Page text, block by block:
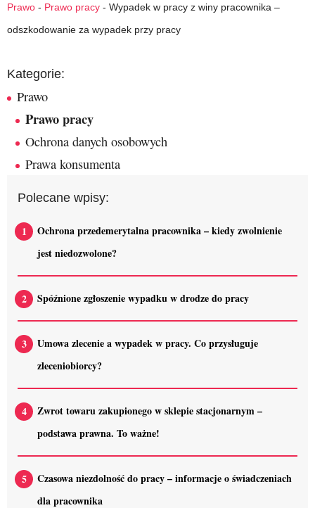
Prawo - Prawo pracy - Wypadek w pracy z winy pracownika –
odszkodowanie za wypadek przy pracy
Kategorie:
Prawo
Prawo pracy
Ochrona danych osobowych
Prawa konsumenta
Polecane wpisy:
Ochrona przedemerytalna pracownika – kiedy zwolnienie
jest niedozwolone?
Spóźnione zgłoszenie wypadku w drodze do pracy
Umowa zlecenie a wypadek w pracy. Co przysługuje
zleceniobiorcy?
Zwrot towaru zakupionego w sklepie stacjonarnym –
podstawa prawna. To ważne!
Czasowa niezdolność do pracy – informacje o świadczeniach
dla pracownika